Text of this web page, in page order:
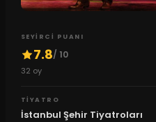
SEYIRCI PUANI
7.8/ 10
32 oy
TIYATRO
İstanbul Şehir Tiyatroları